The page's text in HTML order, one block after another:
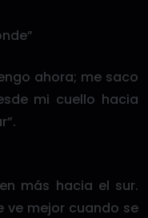
ahora; me saco
mi cuello hacia
más hacia el sur.
ve mejor cuando se